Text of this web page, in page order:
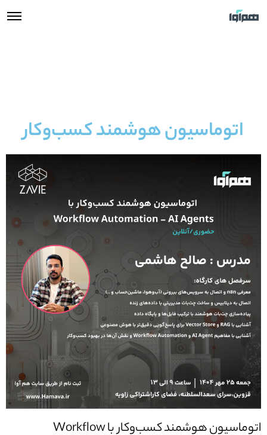
اتوماسیون هوشمند کسب‌وکار
اتوماسیون
هوشمند کسب‌وکار با Workflow